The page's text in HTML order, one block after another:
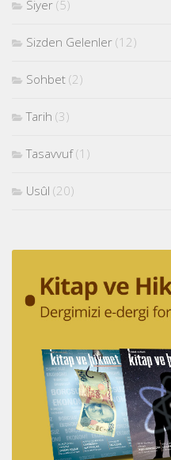
Siyer (5)
Sizden Gelenler (12)
Sohbet (2)
Tarih (3)
Tasavvuf(1)
Usûl (20)